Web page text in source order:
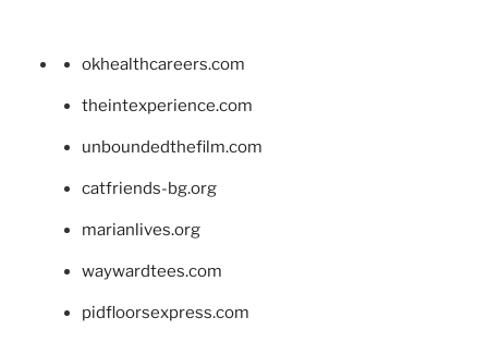
okhealthcareers.com
theintexperience.com
unboundedthefilm.com
catfriends-bg.org
marianlives.org
waywardtees.com
pidfloorsexpress.com